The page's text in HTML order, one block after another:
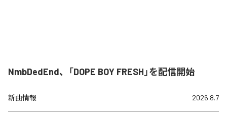
NmbDedEnd、「DOPE BOY FRESH」を配信開始
新曲情報 2026.8.7